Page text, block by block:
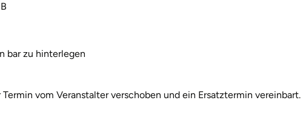
bar zu hinterlegen
vom Veranstalter verschoben und ein Ersatztermin vereinbart.